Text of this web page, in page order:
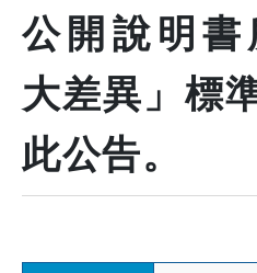
公開說明書
大差異」標
此公告。